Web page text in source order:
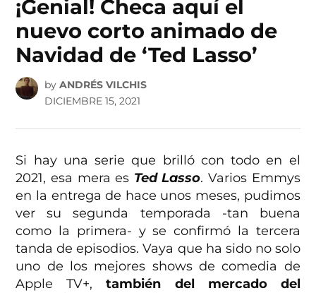
¡Genial! Checa aquí el
nuevo corto animado de
Navidad de ‘Ted Lasso’
by ANDRÉS VILCHIS
DICIEMBRE 15, 2021
Si hay una serie que brilló con todo en el
2021, esa mera es Ted Lasso. Varios Emmys
en la entrega de hace unos meses, pudimos
ver su segunda temporada -tan buena
como la primera- y se confirmó la tercera
tanda de episodios. Vaya que ha sido no solo
uno de los mejores shows de comedia de
Apple TV+, también del mercado del